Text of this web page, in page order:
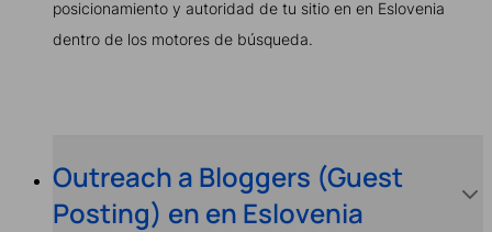
posicionamiento y autoridad de tu sitio en en Eslovenia
dentro de los motores de búsqueda.
Outreach a Bloggers (Guest
Posting) en en Eslovenia